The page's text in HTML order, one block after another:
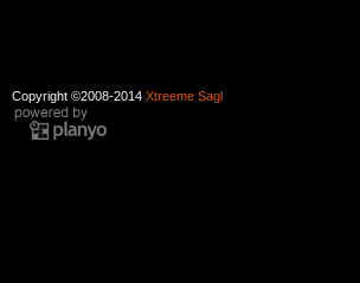
Copyright ©2008-2014 Xtreeme Sagl